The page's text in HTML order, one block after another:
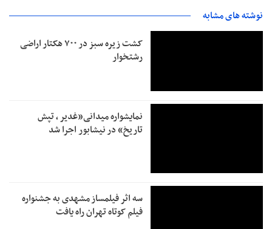
نوشته های مشابه
کشت زیره سبز در ۷۰۰ هکتار اراضی
رشتخوار
نمایشواره میدانی«غدیر ، تپش
تاریخ» در نیشابور اجرا شد
سه اثر فیلمساز مشهدی به جشنواره
فیلم کوتاه تهران راه یافت